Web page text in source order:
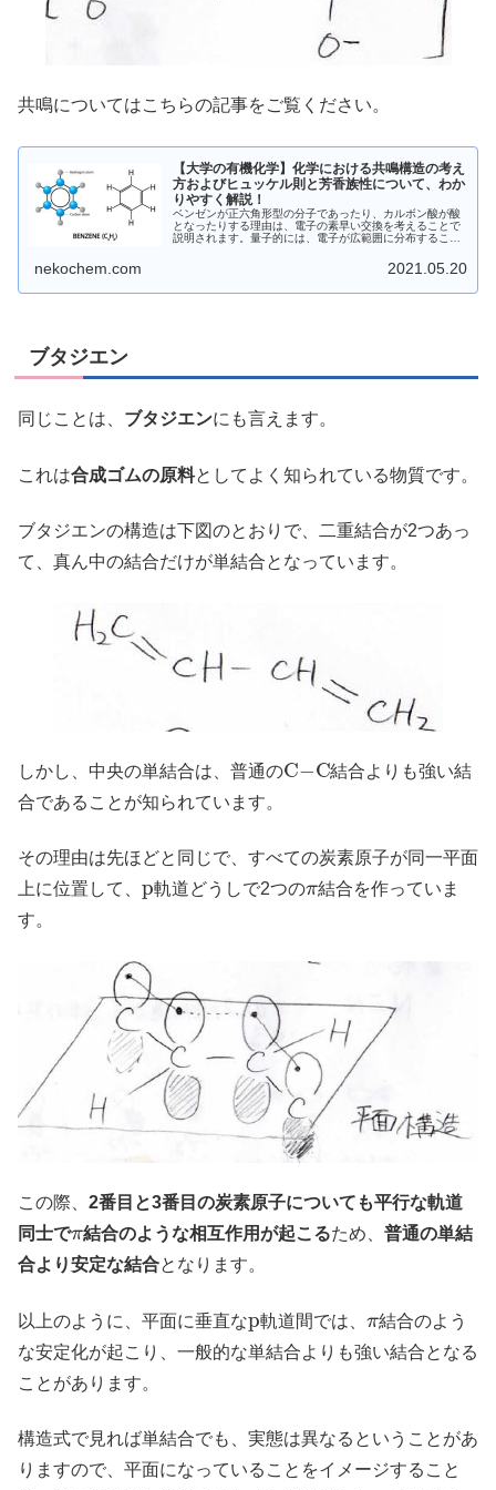
共鳴についてはこちらの記事をご覧ください。
【大学の有機化学】化学における共鳴構造の考え
方およびヒュッケル則と芳香族性について、わか
りやすく解説！
ベンゼンが正六角形型の分子であったり、カルボン酸が酸
となったりする理由は、電子の素早い交換を考えることで
説明されます。量子的には、電子が広範囲に分布すること
す。本記事では、共鳴によって安定化する原理、またその
nekochem.com 2021.05.20
ブタジエン
同じことは、 ブタジエンにも言えます。
これは合成ゴムの原料としてよく知られている物質です。
ブタジエンの構造は下図のとおりで、二重結合が2つあっ
て、真ん中の結合だけが単結合となっています。
しかし、中央の単結合は、普通の
C C
結合よりも強い結
合であることが知られています。
その理由は先ほどと同じで、すべての炭素原子が同一平面
上に位置して、
軌道どうしで2つの
結合を作っていま
す。
この際、 2番目と3番目の炭素原子についても平行な軌道
同士で
π
結合のような相互作用が起こるため、 普通の単結
合より安定な結合となります。
以上のように、平面に垂直な 軌道間では、
結合のよう
な安定化が起こり、一般的な単結合よりも強い結合となる
ことがあります。
構造式で見れば単結合でも、実態は異なるということがあ
りますので、平面になっていることをイメージすること